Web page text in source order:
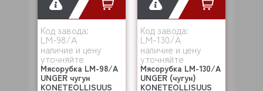
Код завода:
LM-98/A
наличие и цену
уточняйте
Мясорубка LM-98/A
UNGER чугун
KONETEOLLISUUS
Код завода:
LM-130/А
наличие и цену
уточняйте
Мясорубка LM-130/А
UNGER (чугун)
KONETEOLLISUUS